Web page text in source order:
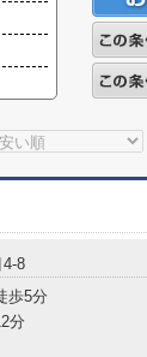
4-8
歩5分
分